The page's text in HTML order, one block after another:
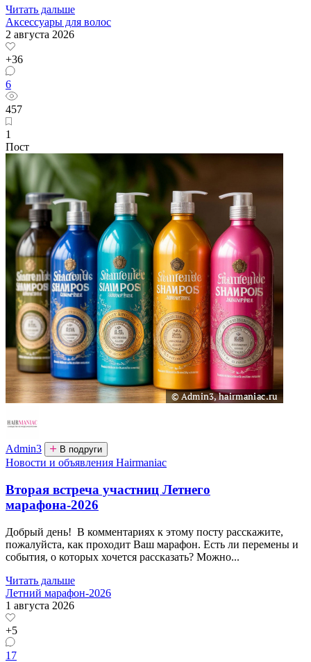
Читать дальше
Аксессуары для волос
2 августа 2026
+36
6
457
1
Пост
Admin3 В подруги
Новости и объявления Hairmaniac
Вторая встреча участниц Летнего
марафона-2026
Добрый день! В комментариях к этому посту расскажите,
пожалуйста, как проходит Ваш марафон. Есть ли перемены и
события, о которых хочется рассказать? Можно...
Читать дальше
Летний марафон-2026
1 августа 2026
+5
17